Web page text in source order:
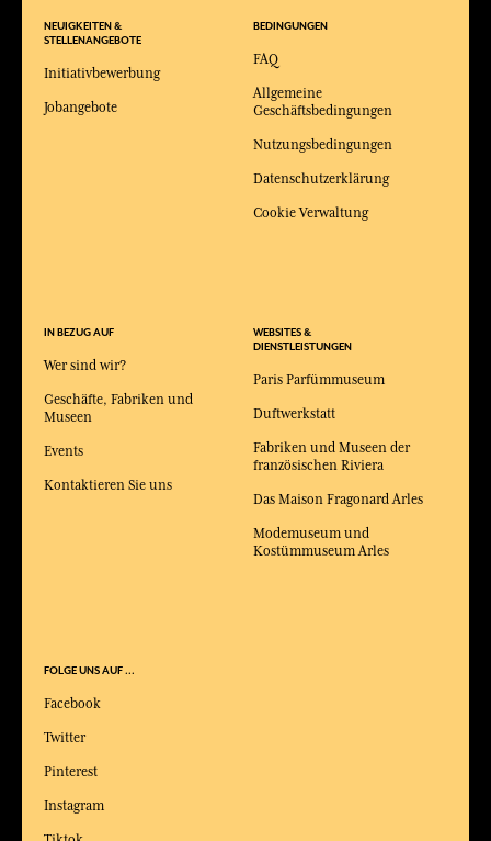
BEDINGUNGEN
FAQ
Allgemeine
Geschäftsbedingungen
Nutzungsbedingungen
Datenschutzerklärung
Cookie Verwaltung
WEBSITES &
DIENSTLEISTUNGEN
Paris Parfümmuseum
Duftwerkstatt
Fabriken und Museen der
französischen Riviera
Das Maison Fragonard Arles
Modemuseum und
Kostümmuseum Arles
IN BEZUG AUF
Wer sind wir?
Geschäfte, Fabriken und
Museen
Events
Kontaktieren Sie uns
FOLGE UNS AUF ...
Facebook
Twitter
Pinterest
Instagram
NEUIGKEITEN &
STELLENANGEBOTE
Initiativbewerbung
Jobangebote